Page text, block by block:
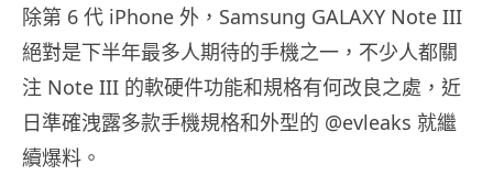
除第 6 代 iPhone 外，Samsung GALAXY Note III
絕對是下半年最多人期待的手機之一，不少人都關
注 Note III 的軟硬件功能和規格有何改良之處，近
日準確洩露多款手機規格和外型的 @evleaks 就繼
續爆料。